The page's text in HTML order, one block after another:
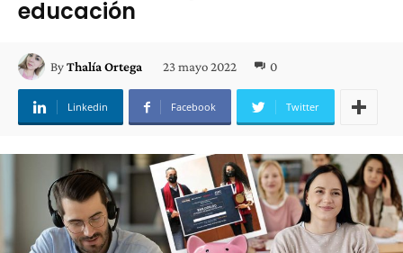
educación
ByThalía Ortega 23 mayo 2022 0
Linkedin Facebook Twitter